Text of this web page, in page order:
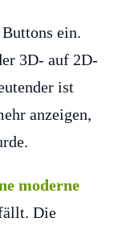
ein.
3D- auf 2D-
ist
anzeigen,
moderne
Die